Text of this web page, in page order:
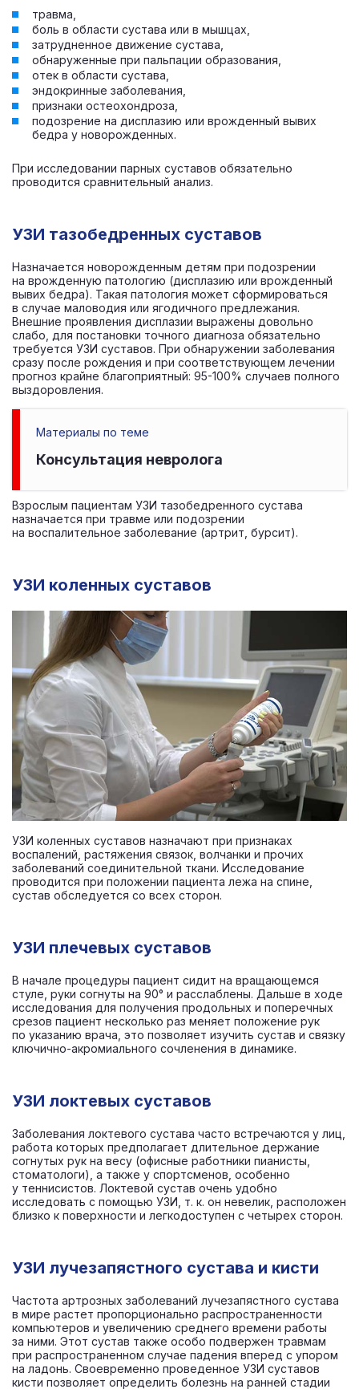
травма,
боль в области сустава или в мышцах,
затрудненное движение сустава,
обнаруженные при пальпации образования,
отек в области сустава,
эндокринные заболевания,
признаки остеохондроза,
подозрение на дисплазию или врожденный вывих
бедра у новорожденных.
При исследовании парных суставов обязательно
проводится сравнительный анализ.
УЗИ тазобедренных суставов
Назначается новорожденным детям при подозрении
на врожденную патологию (дисплазию или врожденный
вывих бедра). Такая патология может сформироваться
в случае маловодия или ягодичного предлежания.
Внешние проявления дисплазии выражены довольно
слабо, для постановки точного диагноза обязательно
требуется УЗИ суставов. При обнаружении заболевания
сразу после рождения и при соответствующем лечении
прогноз крайне благоприятный: 95-100% случаев полного
выздоровления.
Материалы по теме
Консультация невролога
Взрослым пациентам УЗИ тазобедренного сустава
назначается при травме или подозрении
на воспалительное заболевание (артрит, бурсит).
УЗИ коленных суставов
УЗИ коленных суставов назначают при признаках
воспалений, растяжения связок, волчанки и прочих
заболеваний соединительной ткани. Исследование
проводится при положении пациента лежа на спине,
сустав обследуется со всех сторон.
УЗИ плечевых суставов
В начале процедуры пациент сидит на вращающемся
стуле, руки согнуты на 90° и расслаблены. Дальше в ходе
исследования для получения продольных и поперечных
срезов пациент несколько раз меняет положение рук
по указанию врача, это позволяет изучить сустав и связку
ключично-акромиального сочленения в динамике.
УЗИ локтевых суставов
Заболевания локтевого сустава часто встречаются у лиц,
работа которых предполагает длительное держание
согнутых рук на весу (офисные работники пианисты,
стоматологи), а также у спортсменов, особенно
у теннисистов. Локтевой сустав очень удобно
исследовать с помощью УЗИ, т. к. он невелик, расположен
близко к поверхности и легкодоступен с четырех сторон.
УЗИ лучезапястного сустава и кисти
Частота артрозных заболеваний лучезапястного сустава
в мире растет пропорционально распространенности
компьютеров и увеличению среднего времени работы
за ними. Этот сустав также особо подвержен травмам
при распространенном случае падения вперед с упором
на ладонь. Своевременно проведенное УЗИ суставов
кисти позволяет определить болезнь на ранней стадии